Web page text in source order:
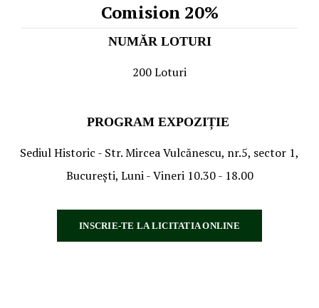
Comision 20%
NUMĂR LOTURI
200 Loturi
PROGRAM EXPOZIȚIE
Sediul Historic - Str. Mircea Vulcănescu, nr.5, sector 1,
Bucureşti, Luni - Vineri 10.30 - 18.00
INSCRIE-TE LA LICITATIA ONLINE